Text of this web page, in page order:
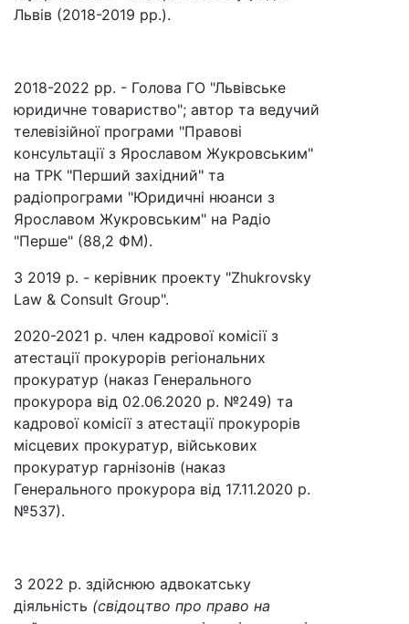
Львів (2018-2019 рр.).
2018-2022 рр. - Голова ГО "Львівське
юридичне товариство"; автор та ведучий
телевізійної програми "Правові
консультації з Ярославом Жукровським"
на ТРК "Перший західний" та
радіопрограми "Юридичні нюанси з
Ярославом Жукровським" на Радіо
"Перше" (88,2 ФМ).
З 2019 р. - керівник проекту "Zhukrovsky
Law & Consult Group".
2020-2021 р. член кадрової комісії з
атестації прокурорів регіональних
прокуратур (наказ Генерального
прокурора від 02.06.2020 р. №249) та
кадрової комісії з атестації прокурорів
місцевих прокуратур, військових
прокуратур гарнізонів (наказ
Генерального прокурора від 17.11.2020 р.
№537).
З 2022 р. здійснюю адвокатську
діяльність (свідоцтво про право на